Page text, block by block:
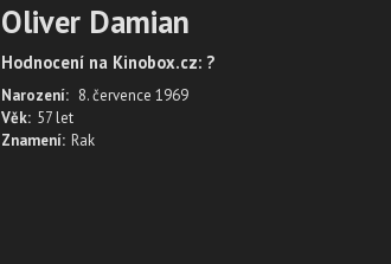
Oliver Damian
Hodnocení na Kinobox.cz: ?
Narození: 8. července 1969
Věk: 57 let
Znamení: Rak